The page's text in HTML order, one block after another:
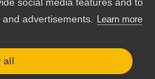
tietää?
advertisements.
Learn more
all